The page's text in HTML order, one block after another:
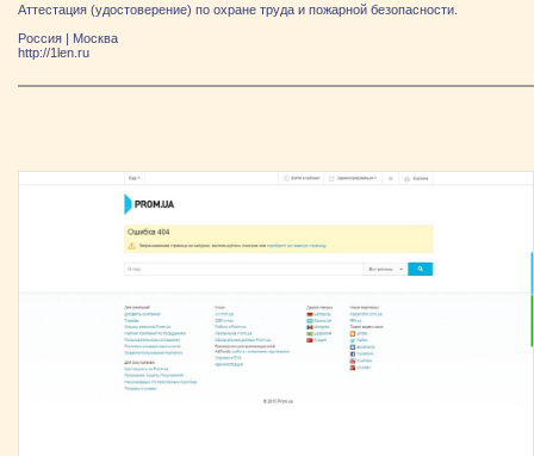
Аттестация (удостоверение) по охране труда и пожарной безопасности.
Россия | Москва
http://1len.ru